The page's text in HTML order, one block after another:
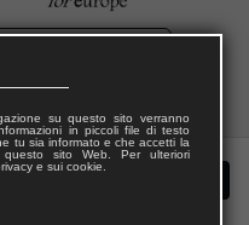
su questo sito verranno
in piccoli file di testo
tu sia informato e che accetti la
sito Web. Per ulteriori
e sui cookie.